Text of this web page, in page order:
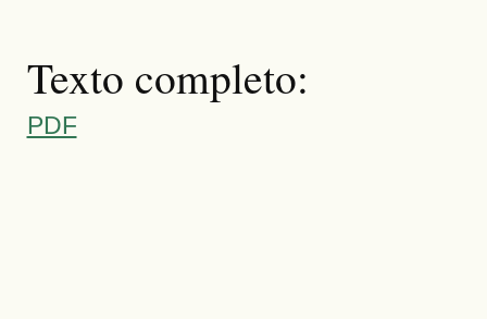
Texto completo:
PDF